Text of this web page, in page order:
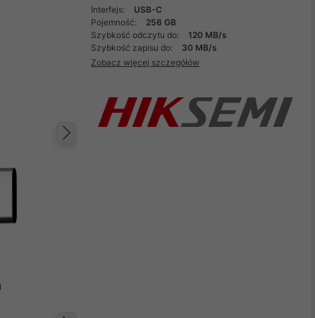
Interfejs:
USB-C
Pojemność:
256 GB
Szybkość odczytu do:
120 MB/s
Szybkość zapisu do:
30 MB/s
Zobacz więcej szczegółów